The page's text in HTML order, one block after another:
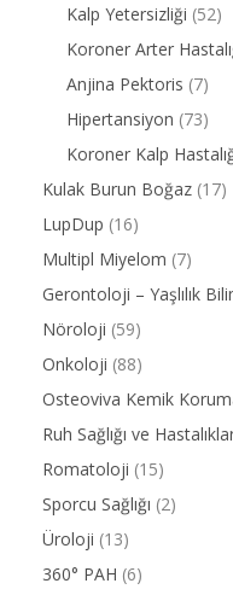
Kalp Yetersizliği (52)
Koroner Arter
Anjina Pektoris (7)
Hipertansiyon (73)
Koroner Kalp
Kulak Burun Boğaz (17)
LupDup (16)
Multipl Miyelom (7)
Gerontoloji – Yaşlılık
Nöroloji (59)
Onkoloji (88)
Osteoviva Kemik
Ruh Sağlığı ve
Romatoloji (15)
Sporcu Sağlığı (2)
Üroloji (13)
360° PAH (6)